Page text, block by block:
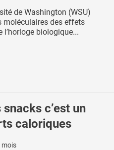
de Washington (WSU)
moléculaires des effets
l’horloge biologique...
snacks c’est un
caloriques
mois